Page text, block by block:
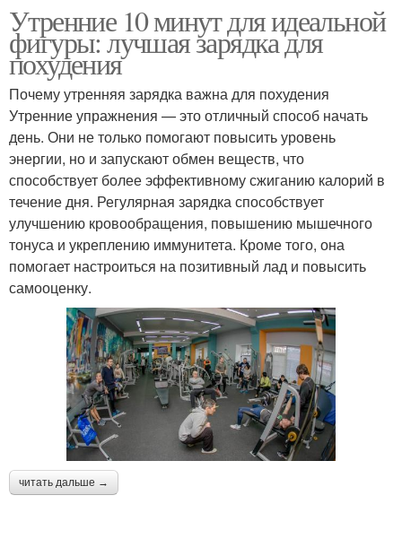
Утренние 10 минут для идеальной
фигуры: лучшая зарядка для
похудения
Почему утренняя зарядка важна для похудения
Утренние упражнения — это отличный способ начать
день. Они не только помогают повысить уровень
энергии, но и запускают обмен веществ, что
способствует более эффективному сжиганию калорий в
течение дня. Регулярная зарядка способствует
улучшению кровообращения, повышению мышечного
тонуса и укреплению иммунитета. Кроме того, она
помогает настроиться на позитивный лад и повысить
самооценку.
читать дальше →